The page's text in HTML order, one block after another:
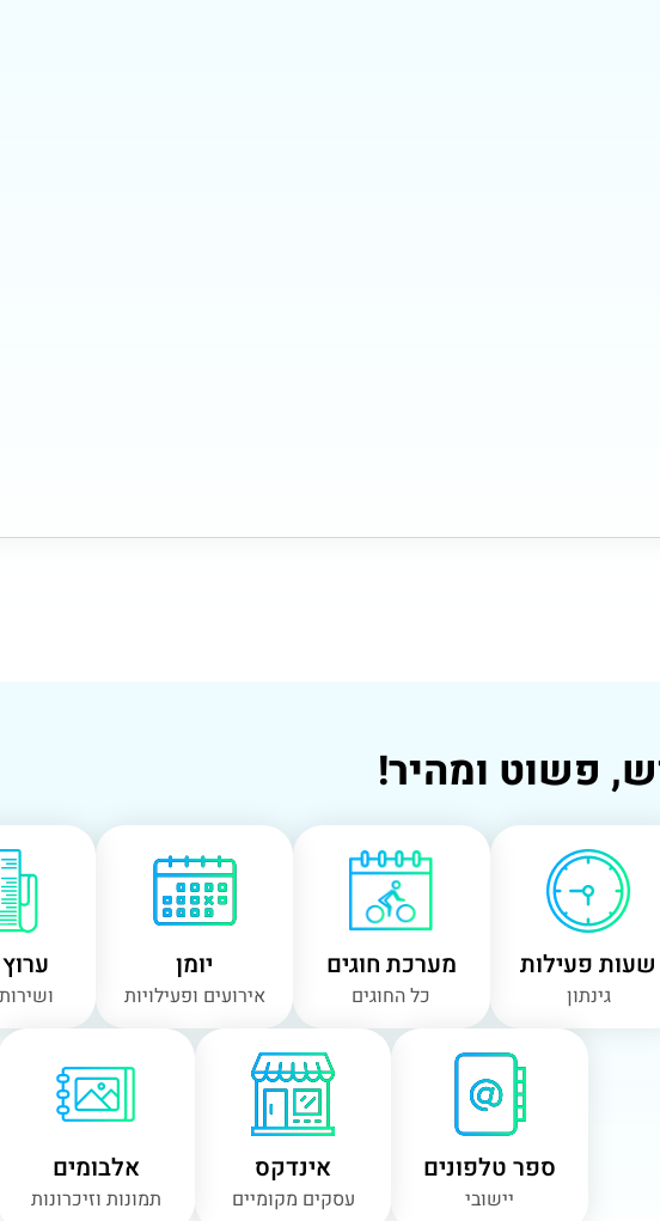
פשוט ומהיר!
שעות פעילות
גינתון
מערכת חוגים
כל החוגים
יומן
אירועים ופעילויות
ספר טלפונים
יישובי
אינדקס
עסקים מקומיים
אלבומים
תמונות וזיכרונות